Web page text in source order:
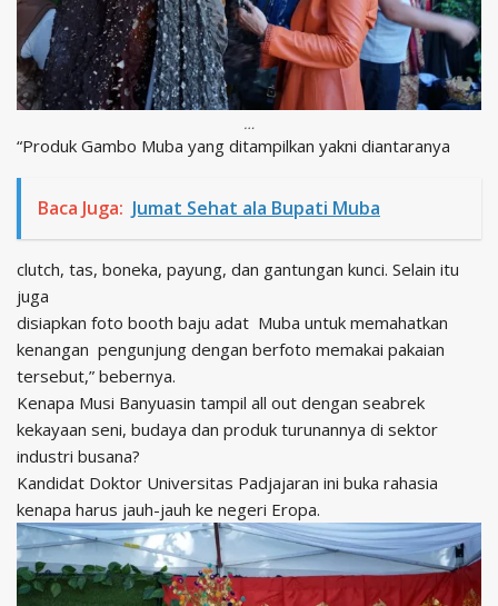
…
“Produk Gambo Muba yang ditampilkan yakni diantaranya
Baca Juga: Jumat Sehat ala Bupati Muba
clutch, tas, boneka, payung, dan gantungan kunci. Selain itu
juga
disiapkan foto booth baju adat Muba untuk memahatkan
kenangan pengunjung dengan berfoto memakai pakaian
tersebut,” bebernya.
Kenapa Musi Banyuasin tampil all out dengan seabrek
kekayaan seni, budaya dan produk turunannya di sektor
industri busana?
Kandidat Doktor Universitas Padjajaran ini buka rahasia
kenapa harus jauh-jauh ke negeri Eropa.